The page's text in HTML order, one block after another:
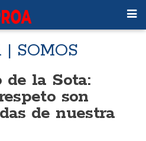
SOMOS
de la Sota:
son
de nuestra